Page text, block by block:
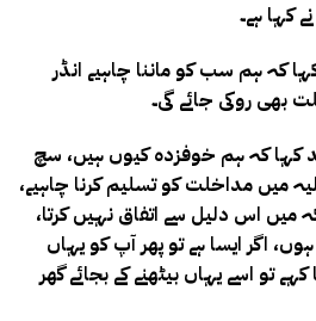
کہا ہے۔
کہ ہم سب کو ماننا چاہیے انڈر
بھی روکی جائے گی۔
کہا کہ ہم خوفزدہ کیوں ہیں، سچ
میں مداخلت کو تسلیم کرنا چاہیے،
اس دلیل سے اتفاق نہیں کرتا،
اگر ایسا ہے تو پھر آپ کو یہاں
تو اسے یہاں بیٹھنے کے بجائے گھر